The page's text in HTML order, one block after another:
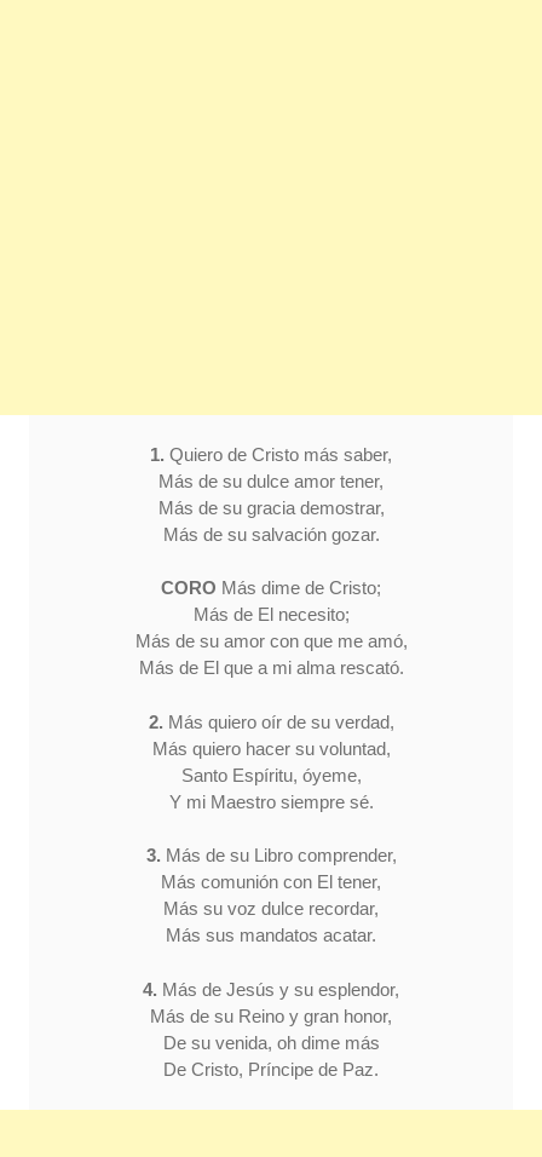
1. Quiero de Cristo más saber,
Más de su dulce amor tener,
Más de su gracia demostrar,
Más de su salvación gozar.
CORO Más dime de Cristo;
Más de El necesito;
Más de su amor con que me amó,
Más de El que a mi alma rescató.
2. Más quiero oír de su verdad,
Más quiero hacer su voluntad,
Santo Espíritu, óyeme,
Y mi Maestro siempre sé.
3. Más de su Libro comprender,
Más comunión con El tener,
Más su voz dulce recordar,
Más sus mandatos acatar.
4. Más de Jesús y su esplendor,
Más de su Reino y gran honor,
De su venida, oh dime más
De Cristo, Príncipe de Paz.